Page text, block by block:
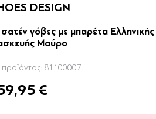
DESIGN
γόβες με μπαρέτα Ελληνικής
Μαύρο
81100007
€